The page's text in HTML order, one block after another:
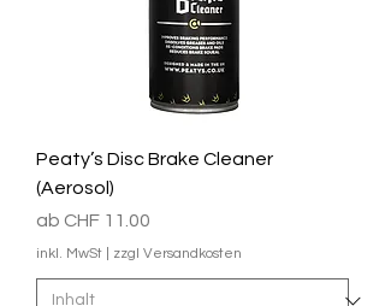
Peaty’s Disc Brake Cleaner
(Aerosol)
ab CHF 11.00
Sale-Preis
inkl. MwSt zzgl Versandkosten